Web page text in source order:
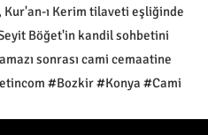
Kur'an-ı Kerim tilaveti eşliğinde
Böğet'in kandil sohbetini
sonrası cami cemaatine
#Bozkir #Konya #Cami